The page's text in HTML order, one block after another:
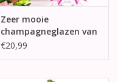
Zeer mooie
champagneglazen van
Mickey en Minnie
€20,99